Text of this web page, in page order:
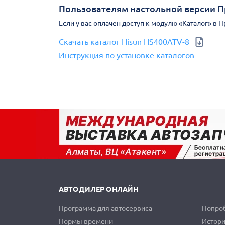
Пользователям настольной версии
Если у вас оплачен доступ к модулю «Каталог» в
Скачать каталог Hisun HS400ATV-8
Инструкция по установке каталогов
АВТОДИЛЕР ОНЛАЙН
Программа для автосервиса
Нормы времени